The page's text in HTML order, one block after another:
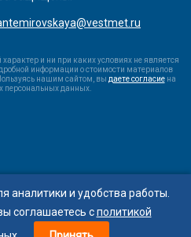
и ни при каких условиях не является
информации о стоимости материалов
нашим сайтом, вы даете согласиена
персональных данных.
аналитики и удобства работы.
соглашаетесь сполитикой